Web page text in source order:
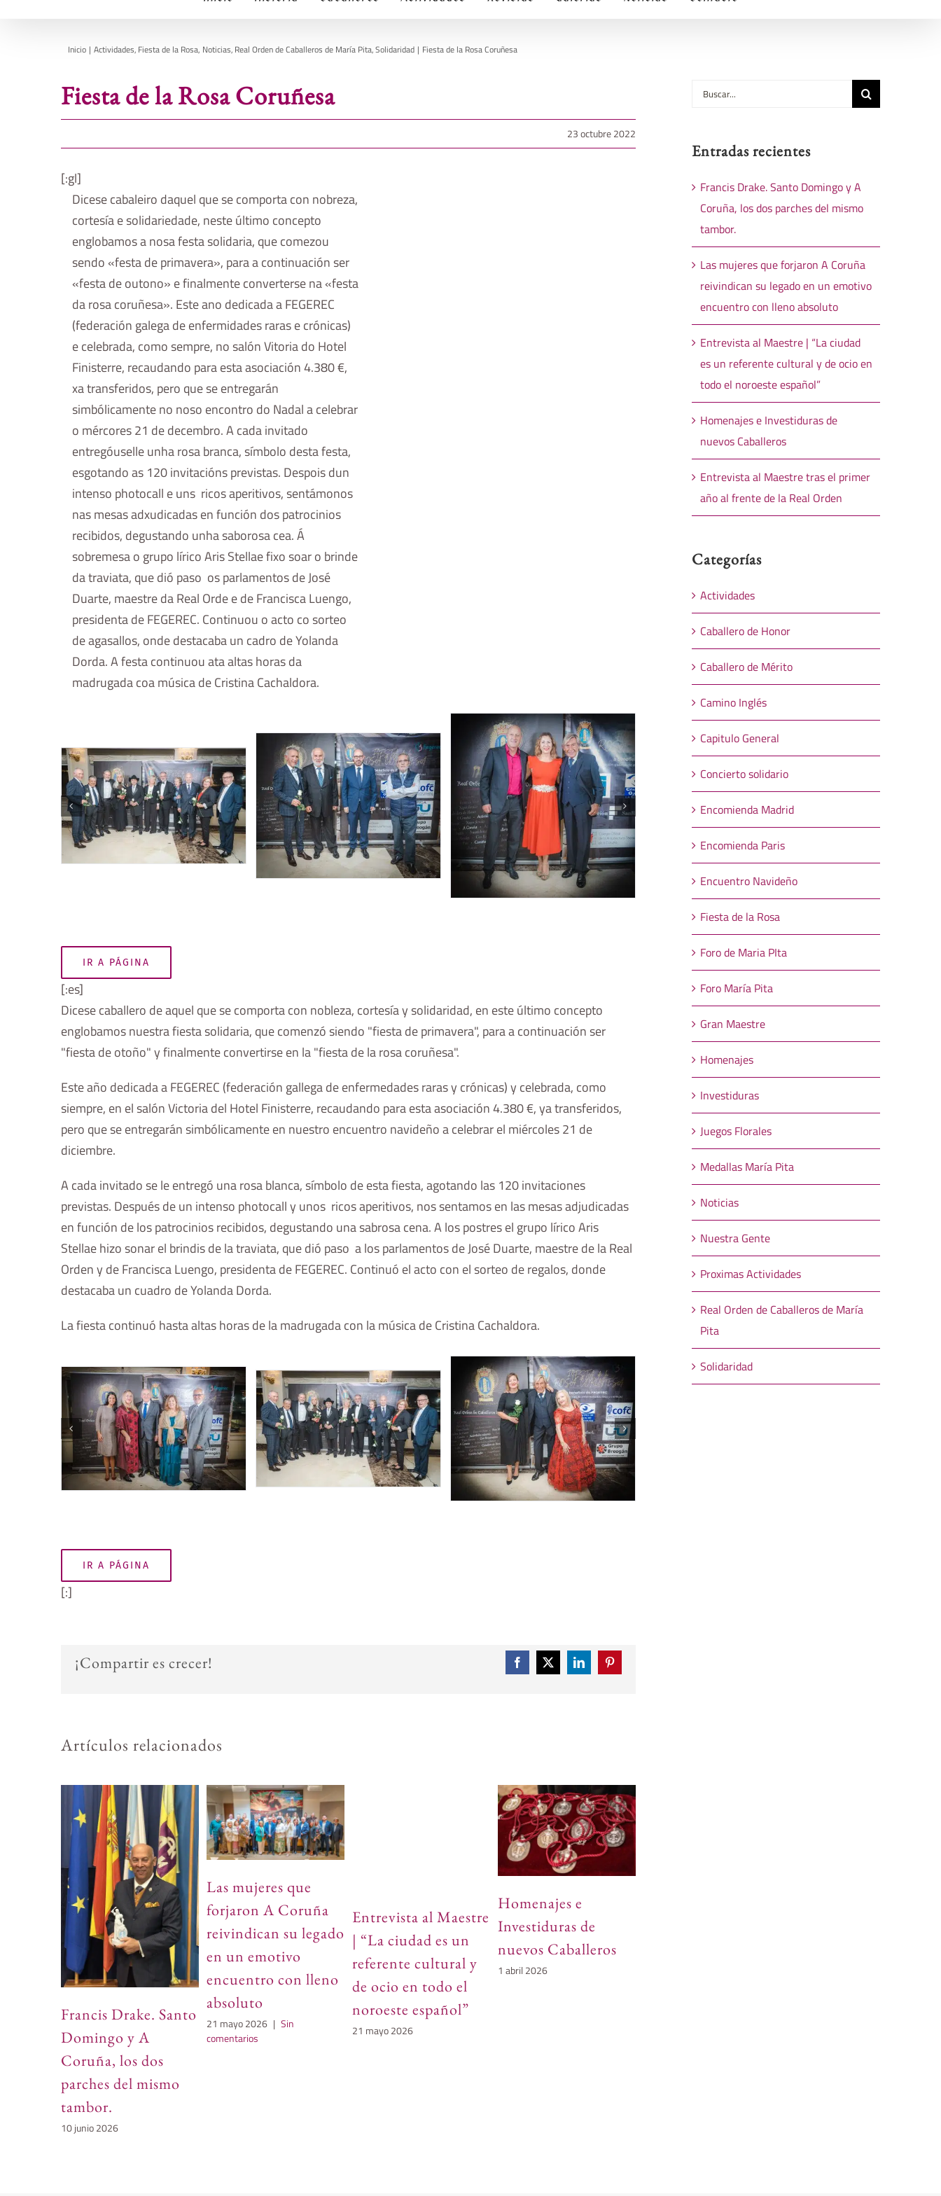
Inicio Actividades Fiesta de la Rosa Noticias Real Orden de Caballeros de María Pita Solidaridad Fiesta de la Rosa Coruñesa
Fiesta de la Rosa Coruñesa
23 octubre 2022
[:gl]
Dicese cabaleiro daquel que se comporta con nobreza,
cortesía e solidariedade, neste último concepto
englobamos a nosa festa solidaria, que comezou
sendo «festa de primavera», para a continuación ser
«festa de outono» e finalmente converterse na «festa
da rosa coruñesa». Este ano dedicada a FEGEREC
(federación galega de enfermidades raras e crónicas)
e celebrada, como sempre, no salón Vitoria do Hotel
Finisterre, recaudando para esta asociación 4.380 €,
xa transferidos, pero que se entregarán
simbólicamente no noso encontro do Nadal a celebrar
o mércores 21 de decembro. A cada invitado
entregóuselle unha rosa branca, símbolo desta festa,
esgotando as 120 invitacións previstas. Despois dun
intenso photocall e uns ricos aperitivos, sentámonos
nas mesas adxudicadas en función dos patrocinios
recibidos, degustando unha saborosa cea. Á
sobremesa o grupo lírico Aris Stellae fixo soar o brinde
da traviata, que dió paso os parlamentos de José
Duarte, maestre da Real Orde e de Francisca Luengo,
presidenta de FEGEREC. Continuou o acto co sorteo
de agasallos, onde destacaba un cadro de Yolanda
Dorda. A festa continuou ata altas horas da
madrugada coa música de Cristina Cachaldora.
IR A PÁGINA
[:es]
Dicese caballero de aquel que se comporta con nobleza, cortesía y solidaridad, en este último concepto
englobamos nuestra fiesta solidaria, que comenzó siendo "fiesta de primavera", para a continuación ser
"fiesta de otoño" y finalmente convertirse en la "fiesta de la rosa coruñesa".
Este año dedicada a FEGEREC (federación gallega de enfermedades raras y crónicas) y celebrada, como
siempre, en el salón Victoria del Hotel Finisterre, recaudando para esta asociación 4.380 €, ya transferidos,
pero que se entregarán simbólicamente en nuestro encuentro navideño a celebrar el miércoles 21 de
diciembre.
A cada invitado se le entregó una rosa blanca, símbolo de esta fiesta, agotando las 120 invitaciones
previstas. Después de un intenso photocall y unos ricos aperitivos, nos sentamos en las mesas adjudicadas
en función de los patrocinios recibidos, degustando una sabrosa cena. A los postres el grupo lírico Aris
Stellae hizo sonar el brindis de la traviata, que dió paso a los parlamentos de José Duarte, maestre de la Real
Orden y de Francisca Luengo, presidenta de FEGEREC. Continuó el acto con el sorteo de regalos, donde
destacaba un cuadro de Yolanda Dorda.
La fiesta continuó hasta altas horas de la madrugada con la música de Cristina Cachaldora.
IR A PÁGINA
[:]
¡Compartir es crecer! Facebook
X LinkedInPinterest
Artículos relacionados
Francis Drake. Santo
Domingo y A
Coruña, los dos
parches del mismo
tambor.
10 junio 2026
Las mujeres que
forjaron A Coruña
reivindican su legado
en un emotivo
encuentro con lleno
absoluto
21 mayo 2026 | Sin
comentarios
Entrevista al Maestre
| “La ciudad es un
referente cultural y
de ocio en todo el
noroeste español”
21 mayo 2026
Homenajes e
Investiduras de
nuevos Caballeros
1 abril 2026
Buscar:
Entradas recientes
Francis Drake. Santo Domingo y A
Coruña, los dos parches del mismo
tambor.
Las mujeres que forjaron A Coruña
reivindican su legado en un emotivo
encuentro con lleno absoluto
Entrevista al Maestre | “La ciudad
es un referente cultural y de ocio en
todo el noroeste español”
Homenajes e Investiduras de
nuevos Caballeros
Entrevista al Maestre tras el primer
año al frente de la Real Orden
Categorías
Actividades
Caballero de Honor
Caballero de Mérito
Camino Inglés
Capitulo General
Concierto solidario
Encomienda Madrid
Encomienda Paris
Encuentro Navideño
Fiesta de la Rosa
Foro de Maria PIta
Foro María Pita
Gran Maestre
Homenajes
Investiduras
Juegos Florales
Medallas María Pita
Noticias
Nuestra Gente
Proximas Actividades
Real Orden de Caballeros de María
Pita
Solidaridad